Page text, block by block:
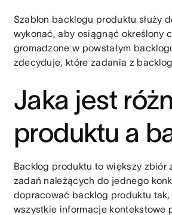
Szablon backlogu produktu służy
wykonać, aby osiągnąć określony
gromadzone w powstałym
zdecyduje, które zadania z
Jaka jest
produktu a
Backlog produktu to większy
zadań należących do jednego
dopracować backlog produktu
wszystkie informacje kontekstowe